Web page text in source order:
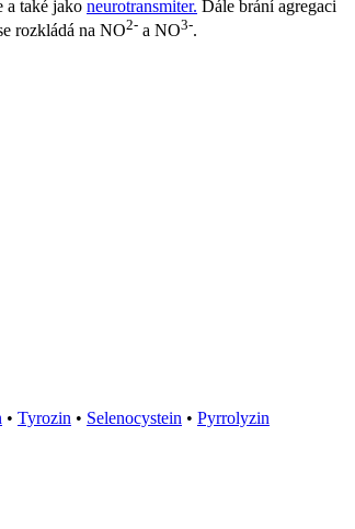
a také jako neurotransmiter. Dále brání agregaci
rozkládá na NO2- a NO3-.
• Tyrozin • Selenocystein • Pyrrolyzin